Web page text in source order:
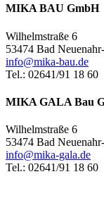
MIKA BAU GmbH
Wilhelmstraße 6
53474 Bad
info@mika-bau.de
Tel.: 02641/91 18 60
MIKA GALA Bau
Wilhelmstraße 6
53474 Bad
info@mika-gala.de
Tel.: 02641/91 18 60